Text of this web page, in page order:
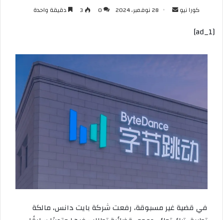
كورا نيو
أرسل 28 نوفمبر، 2024 0
3 دقيقة واحدة
[ad_1]
في قضية غير مسبوقة، رفعت شركة بايت دانس، مالكة